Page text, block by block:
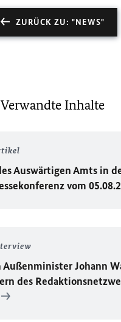
ZURÜCK ZU: "NEWS"
Verwandte Inhalte
Auswärtigen Amts in
vom
Johann
des